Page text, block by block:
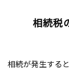
相続税
相続が発生する